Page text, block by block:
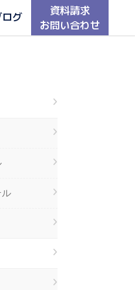
ログ
資料請求
お問い合わせ
ル